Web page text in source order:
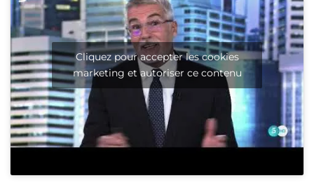
Cliquez pour accepter les cookies
marketing et autoriser ce contenu